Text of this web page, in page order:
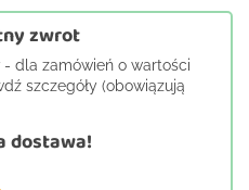
zwrot
dla zamówień o wartości
szczegóły (obowiązują
dostawa!